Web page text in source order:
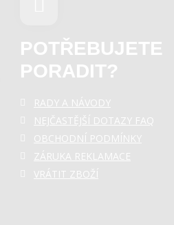
POTŘEBUJETE
PORADIT?
RADY A NÁVODY
NEJČASTĚJŠÍ DOTAZY FAQ
OBCHODNÍ PODMÍNKY
ZÁRUKA REKLAMACE
VRÁTIT ZBOŽÍ